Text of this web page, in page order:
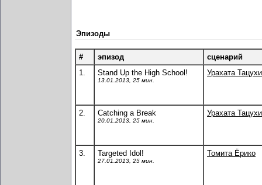
Эпизоды
# эпизод
сценарий
1.
Stand Up the High School!
13.01.2013, 25 мин.
Урахата
2. Catching a Break
20.01.2013, 25 мин.
Урахата
3. Targeted Idol!
27.01.2013, 25 мин.
Томита Ёрико